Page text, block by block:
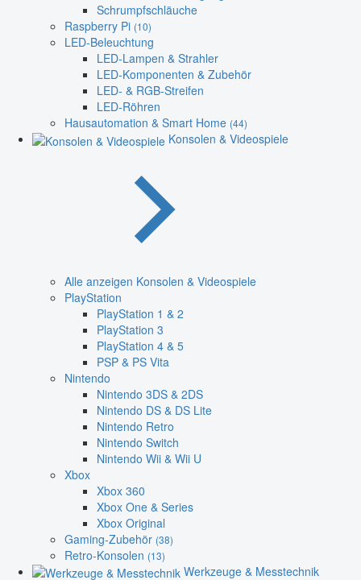
Schrumpfschläuche
Raspberry Pi (10)
LED-Beleuchtung
LED-Lampen & Strahler
LED-Komponenten & Zubehör
LED- & RGB-Streifen
LED-Röhren
Hausautomation & Smart Home (44)
Konsolen & Videospiele
Alle anzeigen Konsolen & Videospiele
PlayStation
PlayStation 1 & 2
PlayStation 3
PlayStation 4 & 5
PSP & PS Vita
Nintendo
Nintendo 3DS & 2DS
Nintendo DS & DS Lite
Nintendo Retro
Nintendo Switch
Nintendo Wii & Wii U
Xbox
Xbox 360
Xbox One & Series
Xbox Original
Gaming-Zubehör (38)
Retro-Konsolen (13)
Werkzeuge & Messtechnik